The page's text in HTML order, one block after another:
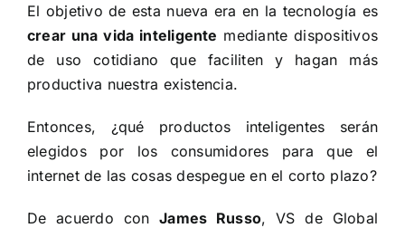
El objetivo de esta nueva era en la tecnología es
crear una vida inteligente mediante dispositivos
de uso cotidiano que faciliten y hagan más
productiva nuestra existencia.
Entonces, ¿qué productos inteligentes serán
elegidos por los consumidores para que el
internet de las cosas despegue en el corto plazo?
De acuerdo conJames Russo, VS de Global